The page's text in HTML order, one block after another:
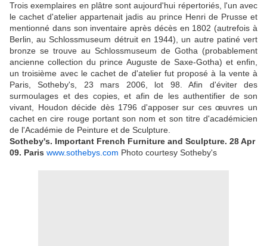
Trois exemplaires en plâtre sont aujourd'hui répertoriés, l'un avec
le cachet d'atelier appartenait jadis au prince Henri de Prusse et
mentionné dans son inventaire après décès en 1802 (autrefois à
Berlin, au Schlossmuseum détruit en 1944), un autre patiné vert
bronze se trouve au Schlossmuseum de Gotha (probablement
ancienne collection du prince Auguste de Saxe-Gotha) et enfin,
un troisième avec le cachet de d'atelier fut proposé à la vente à
Paris, Sotheby's, 23 mars 2006, lot 98. Afin d'éviter des
surmoulages et des copies, et afin de les authentifier de son
vivant, Houdon décide dès 1796 d'apposer sur ces œuvres un
cachet en cire rouge portant son nom et son titre d'académicien
de l'Académie de Peinture et de Sculpture.
Sotheby's. Important French Furniture and Sculpture. 28 Apr
09. Paris www.sothebys.com Photo courtesy Sotheby's